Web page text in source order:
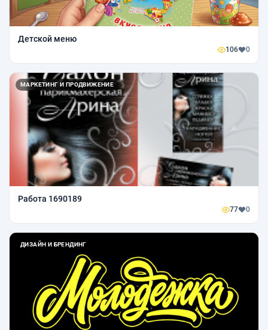
Детской меню
106 0
МАРКЕТИНГ И ПРОДВИЖЕНИЕ
Работа 1690189
77 0
ДИЗАЙН И БРЕНДИНГ